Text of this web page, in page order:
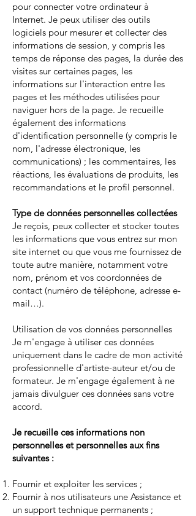
pour connecter votre ordinateur à
Internet. Je peux utiliser des outils
logiciels pour mesurer et collecter des
informations de session, y compris les
temps de réponse des pages, la durée des
visites sur certaines pages, les
informations sur l'interaction entre les
pages et les méthodes utilisées pour
naviguer hors de la page. Je recueille
également des informations
d'identification personnelle (y compris le
nom, l'adresse électronique, les
communications) ; les commentaires, les
réactions, les évaluations de produits, les
recommandations et le profil personnel.
Type de données personnelles collectées
Je reçois, peux collecter et stocker toutes
les informations que vous entrez sur mon
site internet ou que vous me fournissez de
toute autre manière, notamment votre
nom, prénom et vos coordonnées de
contact (numéro de téléphone, adresse e-
mail…).
Utilisation de vos données personnelles
Je m'engage à utiliser ces données
uniquement dans le cadre de mon activité
professionnelle d'artiste-auteur et/ou de
formateur. Je m'engage également à ne
jamais divulguer ces données sans votre
accord.
Je recueille ces informations non
personnelles et personnelles aux fins
suivantes :
Fournir et exploiter les services ;
Fournir à nos utilisateurs une Assistance et
un support technique permanents ;